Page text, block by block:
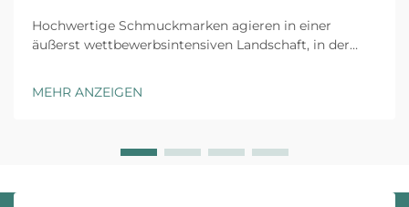
Hochwertige Schmuckmarken agieren in einer
äußerst wettbewerbsintensiven Landschaft, in der
zu einem strategischen
MEHR ANZEIGEN